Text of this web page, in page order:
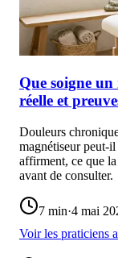
Que soigne
réelle et
Douleurs
magnétiseur peut-
affirment, ce que
avant de consulter.
7 min·4 mai
Voir les praticiens